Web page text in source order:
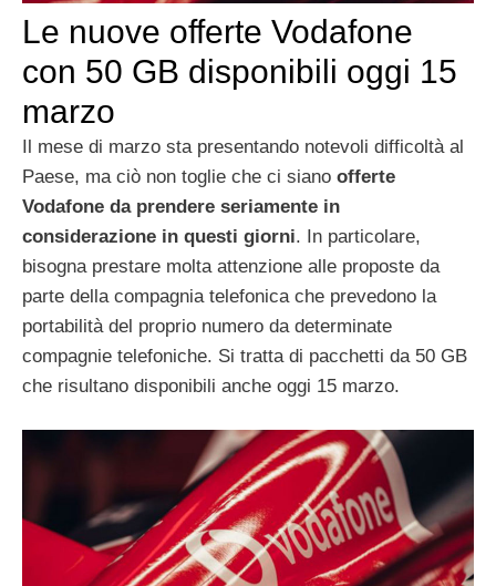
Le nuove offerte Vodafone
con 50 GB disponibili oggi 15
marzo
Il mese di marzo sta presentando notevoli difficoltà al
Paese, ma ciò non toglie che ci siano offerte
Vodafone da prendere seriamente in
considerazione in questi giorni. In particolare,
bisogna prestare molta attenzione alle proposte da
parte della compagnia telefonica che prevedono la
portabilità del proprio numero da determinate
compagnie telefoniche. Si tratta di pacchetti da 50 GB
che risultano disponibili anche oggi 15 marzo.